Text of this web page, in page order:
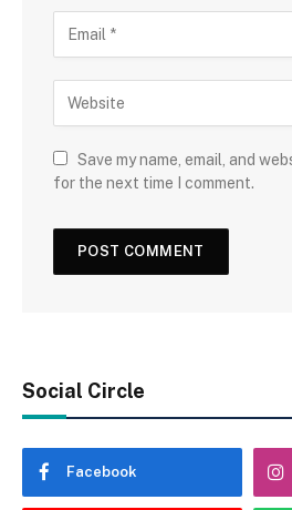
Save my name, email, and
for the next time I comment.
Social Circle
Facebook